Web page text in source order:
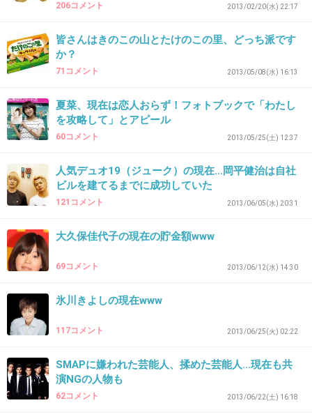
38. 匿名2013/12/31(火) 10:39:53
子供の頃はたけのこだったけど、大人になった
らきのこ派になった
39. 匿名2013/12/31(火) 10:41:16
両方食べたことがないなんて人が存在するの
か…
40. 匿名2013/12/31(火) 10:41:54
＞３４
毒キノコ？
206コメント 2013/02/20(水) 22:17
皆さんはきのこの山とたけのこの里、どっち派です
か？
71コメント 2013/05/08(水) 16:13
夏菜、現在は恋人おらず！フォトブックで「わたし
を攻略して」とアピール
60コメント 2013/05/25(土) 12:37
人気デュオ19（ジューク）の現在…岡平健治は自社
ビルを建てるまでに成功していた
121コメント 2013/06/05(水) 20:31
大久保佳代子の現在の貯金額www
69コメント 2013/06/12(水) 14:30
氷川きよしの現在www
117コメント 2013/06/25(火) 02:22
SMAPに嫌われた芸能人、揉めた芸能人…現在も共
演NGの人物も
62コメント 2013/06/22(土) 16:18